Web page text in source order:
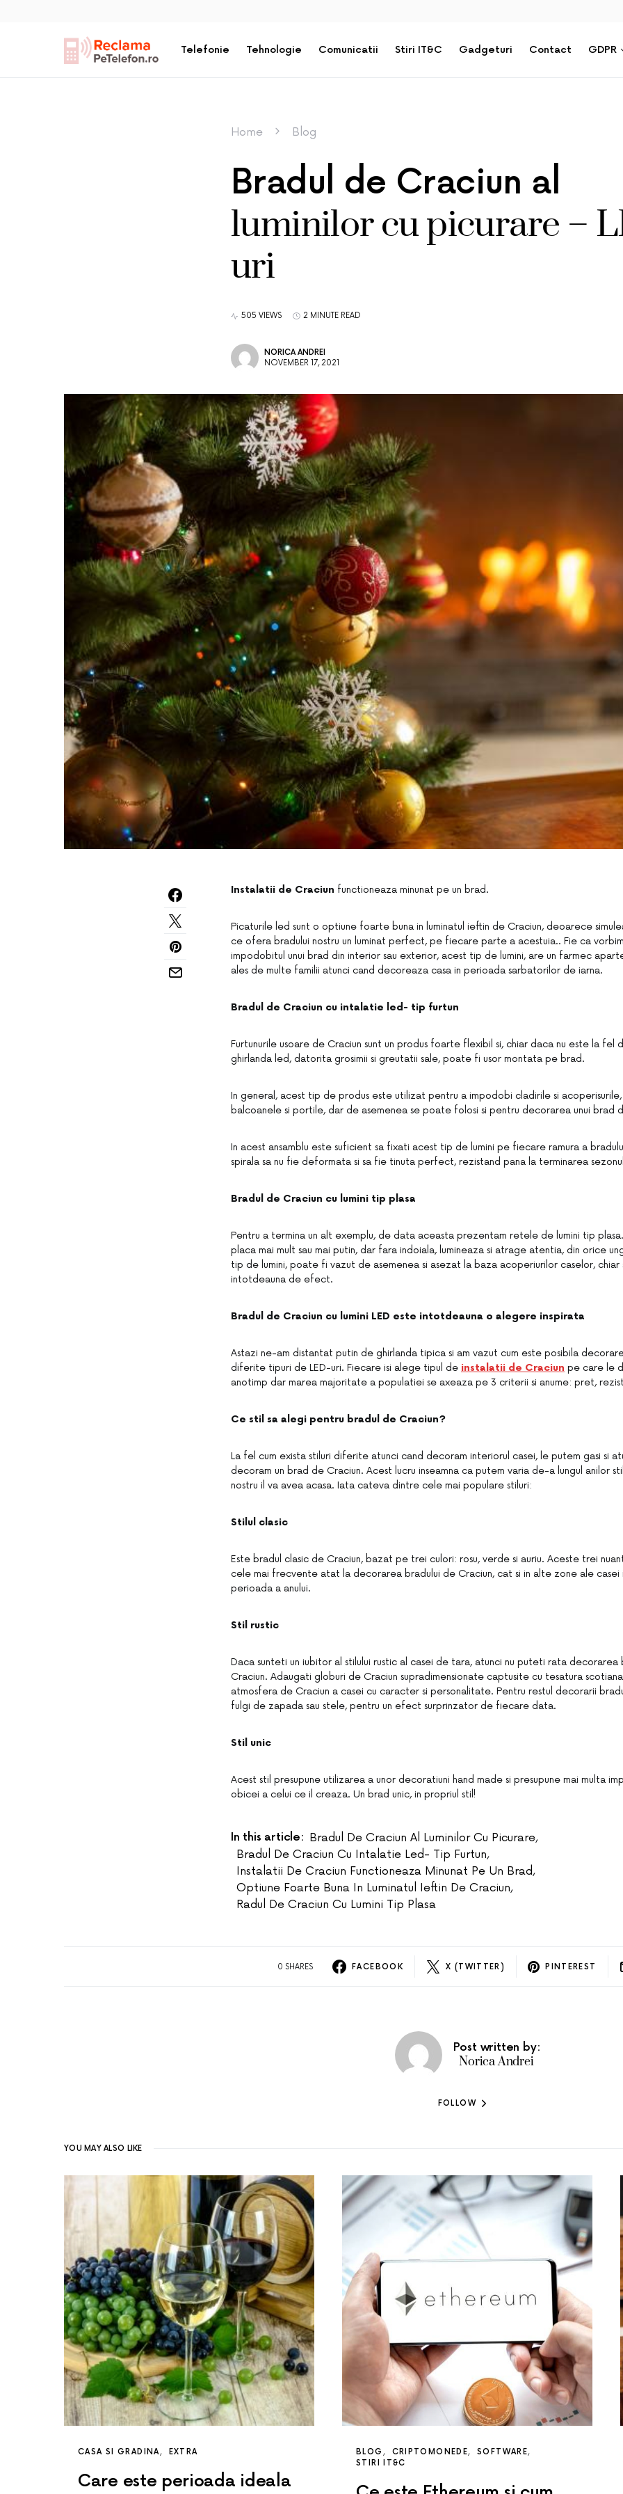
Telefonie Tehnologie Comunicatii Stiri IT&C Gadgeturi Contact GDPR
Home Blog
Bradul de Craciun al
luminilor cu picurare –
uri
505 VIEWS 2 MINUTE READ
NORICA ANDREI
NOVEMBER 17, 2021
Instalatii de Craciun functioneaza minunat pe un brad.
Picaturile led sunt o optiune foarte buna in luminatul ieftin de Craciun, deoarece
ce ofera bradului nostru un luminat perfect, pe fiecare parte a acestuia.. Fie ca
impodobitul unui brad din interior sau exterior, acest tip de lumini, are un farmec
ales de multe familii atunci cand decoreaza casa in perioada sarbatorilor de iarna.
Bradul de Craciun cu intalatie led- tip furtun
Furtunurile usoare de Craciun sunt un produs foarte flexibil si, chiar daca nu este la fel
ghirlanda led, datorita grosimii si greutatii sale, poate fi usor montata pe brad.
In general, acest tip de produs este utilizat pentru a impodobi cladirile si acoperisurile,
balcoanele si portile, dar de asemenea se poate folosi si pentru decorarea unui brad
In acest ansamblu este suficient sa fixati acest tip de lumini pe fiecare ramura a
spirala sa nu fie deformata si sa fie tinuta perfect, rezistand pana la terminarea
Bradul de Craciun cu lumini tip plasa
Pentru a termina un alt exemplu, de data aceasta prezentam retele de lumini tip
placa mai mult sau mai putin, dar fara indoiala, lumineaza si atrage atentia, din orice
tip de lumini, poate fi vazut de asemenea si asezat la baza acoperiurilor caselor, chiar
intotdeauna de efect.
Bradul de Craciun cu lumini LED este intotdeauna o alegere inspirata
Astazi ne-am distantat putin de ghirlanda tipica si am vazut cum este posibila
diferite tipuri de LED-uri. Fiecare isi alege tipul de instalatii de Craciun pe care le
anotimp dar marea majoritate a populatiei se axeaza pe 3 criterii si anume: pret,
Ce stil sa alegi pentru bradul de Craciun?
La fel cum exista stiluri diferite atunci cand decoram interiorul casei, le putem gasi si
decoram un brad de Craciun. Acest lucru inseamna ca putem varia de-a lungul anilor
nostru il va avea acasa. Iata cateva dintre cele mai populare stiluri:
Stilul clasic
Este bradul clasic de Craciun, bazat pe trei culori: rosu, verde si auriu. Aceste trei
cele mai frecvente atat la decorarea bradului de Craciun, cat si in alte zone ale casei
perioada a anului.
Stil rustic
Daca sunteti un iubitor al stilului rustic al casei de tara, atunci nu puteti rata decorarea
Craciun. Adaugati globuri de Craciun supradimensionate captusite cu tesatura
atmosfera de Craciun a casei cu caracter si personalitate. Pentru restul decorarii
fulgi de zapada sau stele, pentru un efect surprinzator de fiecare data.
Stil unic
Acest stil presupune utilizarea a unor decoratiuni hand made si presupune mai multa
obicei a celui ce il creaza. Un brad unic, in propriul stil!
In this article: Bradul De Craciun Al Luminilor Cu Picurare,
Bradul De Craciun Cu Intalatie Led- Tip Furtun,
Instalatii De Craciun Functioneaza Minunat Pe Un Brad,
Optiune Foarte Buna In Luminatul Ieftin De Craciun,
Radul De Craciun Cu Lumini Tip Plasa
0 SHARES FACEBOOK X (TWITTER) PINTEREST
Post written by:
Norica Andrei
FOLLOW
YOU MAY ALSO LIKE
CASA SI GRADINA EXTRA
Care este perioada ideala
BLOG CRIPTOMONEDE
SOFTWARE
STIRI IT&C